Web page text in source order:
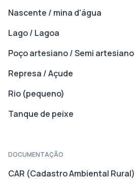
Nascente / mina d'água
Lago / Lagoa
Poço artesiano / Semi artesiano
Represa / Açude
Rio (pequeno)
Tanque de peixe
DOCUMENTAÇÃO
CAR (Cadastro Ambiental Rural)